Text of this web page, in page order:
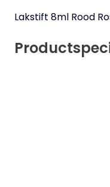
Lakstift 8ml Rood